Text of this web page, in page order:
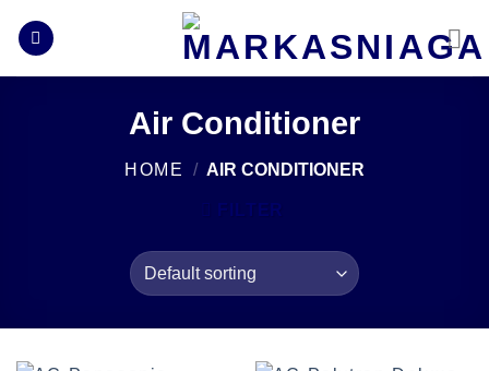
Air Conditioner
HOME / AIR CONDITIONER
FILTER